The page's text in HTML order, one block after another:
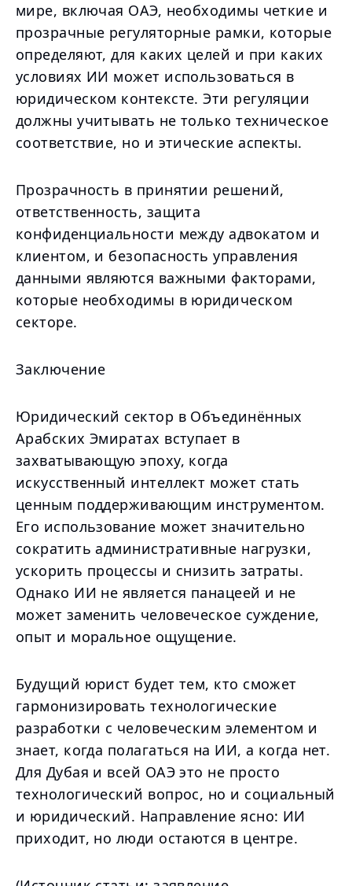
мире, включая ОАЭ, необходимы четкие и
прозрачные регуляторные рамки, которые
определяют, для каких целей и при каких
условиях ИИ может использоваться в
юридическом контексте. Эти регуляции
должны учитывать не только техническое
соответствие, но и этические аспекты.
Прозрачность в принятии решений,
ответственность, защита
конфиденциальности между адвокатом и
клиентом, и безопасность управления
данными являются важными факторами,
которые необходимы в юридическом
секторе.
Заключение
Юридический сектор в Объединённых
Арабских Эмиратах вступает в
захватывающую эпоху, когда
искусственный интеллект может стать
ценным поддерживающим инструментом.
Его использование может значительно
сократить административные нагрузки,
ускорить процессы и снизить затраты.
Однако ИИ не является панацеей и не
может заменить человеческое суждение,
опыт и моральное ощущение.
Будущий юрист будет тем, кто сможет
гармонизировать технологические
разработки с человеческим элементом и
знает, когда полагаться на ИИ, а когда нет.
Для Дубая и всей ОАЭ это не просто
технологический вопрос, но и социальный
и юридический. Направление ясно: ИИ
приходит, но люди остаются в центре.